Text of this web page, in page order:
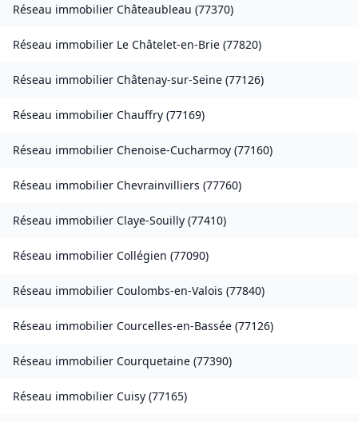
Réseau immobilier Châteaubleau (77370)
Réseau immobilier Le Châtelet-en-Brie (77820)
Réseau immobilier Châtenay-sur-Seine (77126)
Réseau immobilier Chauffry (77169)
Réseau immobilier Chenoise-Cucharmoy (77160)
Réseau immobilier Chevrainvilliers (77760)
Réseau immobilier Claye-Souilly (77410)
Réseau immobilier Collégien (77090)
Réseau immobilier Coulombs-en-Valois (77840)
Réseau immobilier Courcelles-en-Bassée (77126)
Réseau immobilier Courquetaine (77390)
Réseau immobilier Cuisy (77165)